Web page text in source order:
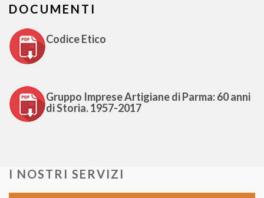
DOCUMENTI
Codice Etico
Gruppo Imprese Artigiane di Parma: 60 anni
di Storia. 1957-2017
I NOSTRI SERVIZI